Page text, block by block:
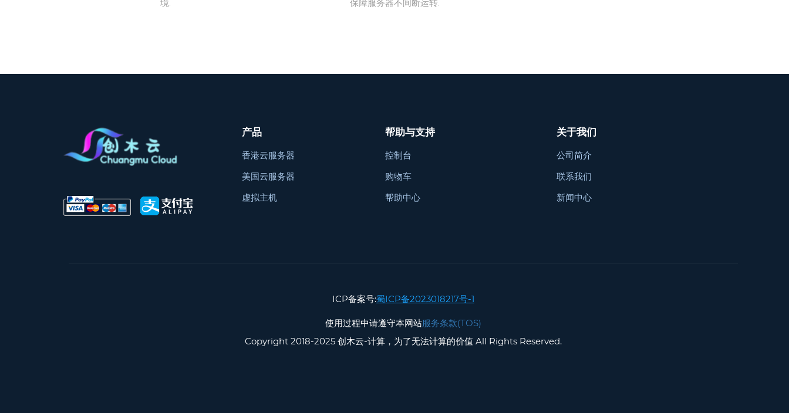
境.
保障服务器不间断运转.
产品
香港云服务器
美国云服务器
虚拟主机
帮助与支持
控制台
购物车
帮助中心
关于我们
公司简介
联系我们
新闻中心
ICP备案号:蜀ICP备2023018217号-1
使用过程中请遵守本网站服务条款(TOS)
Copyright 2018-2025 创木云-计算，为了无法计算的价值 All Rights Reserved.